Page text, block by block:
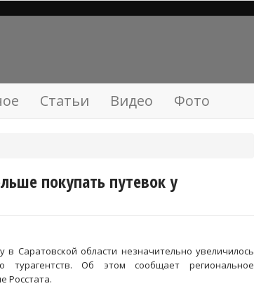
Статьи Видео Фото
покупать путевок у
в Саратовской области незначительно увеличилось
турагентств. Об этом сообщает региональное
Росстата.